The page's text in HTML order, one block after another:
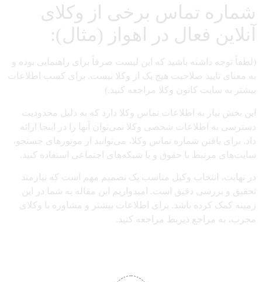
شماره تماس برخی از وکلای
آنلاین فعال در اهواز (مثال):
(لطفاً توجه داشته باشید که این لیست صرفاً برای راهنمایی بوده و
به معنای تایید صلاحیت هیچ یک از وکلا نیست. برای کسب اطلاعات
بیشتر به سایت کانون وکلا مراجعه کنید.)
این بخش نیاز به اطلاعات تماس وکلا دارد که به دلیل محدودیت
دسترسی به اطلاعات شخصی وکلا نمی‌توان آنها را در اینجا ارائه
داد. برای یافتن شماره تماس وکلا، می‌توانید از موتورهای جستجو،
سایت‌های مرتبط با حقوق و یا شبکه‌های اجتماعی استفاده کنید.
در نهایت، انتخاب وکیل مناسب یک تصمیم مهم است که نیازمند
تحقیق و بررسی دقیق است. امیدواریم این مقاله به شما در این
زمینه کمک کرده باشد. برای اطلاعات بیشتر و مشاوره با وکلای
مجرب، به مراجع ذیربط مراجعه کنید.